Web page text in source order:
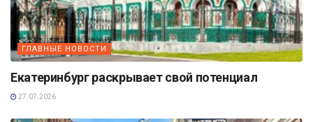
ГЛАВНЫЕ НОВОСТИ
Екатеринбург раскрывает свой потенциал
27.07.2026